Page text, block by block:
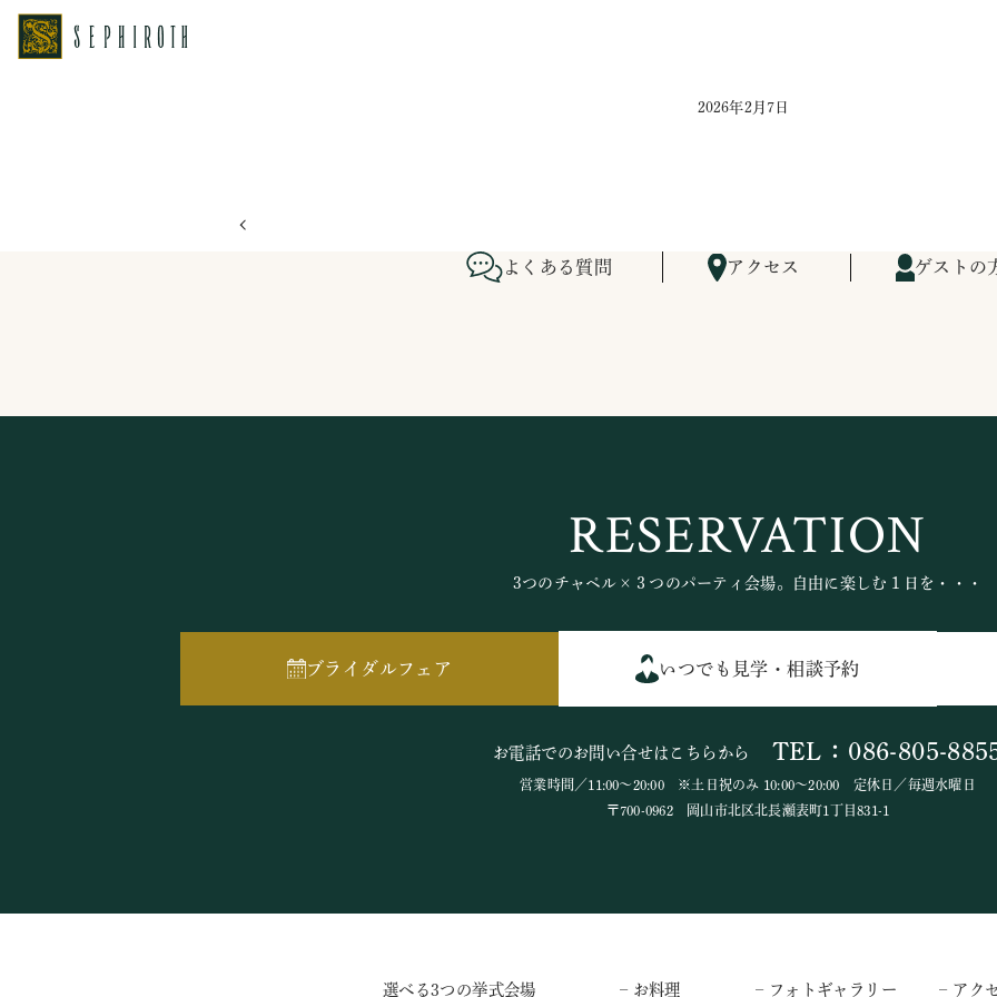
2026年2月7日
よくある質問 アクセス ゲストの
RESERVATION
3つのチャペル×３つのパーティ会場。自由に楽しむ１日を・・・
ブライダルフェア いつでも見学・相談予約
お電話でのお問い合せはこちらから TEL：086-805-
営業時間／11:00～20:00 ※土日祝のみ 10:00～20:00 定休日／毎週水曜日
〒700-0962 岡山市北区北長瀬表町1丁目831-1
選べる3つの挙式会場 – お料理 – フォトギャラリー – アク